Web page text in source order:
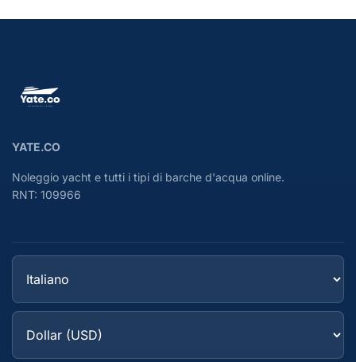
YATE.CO
Noleggio yacht e tutti i tipi di barche d'acqua online.
RNT: 109966